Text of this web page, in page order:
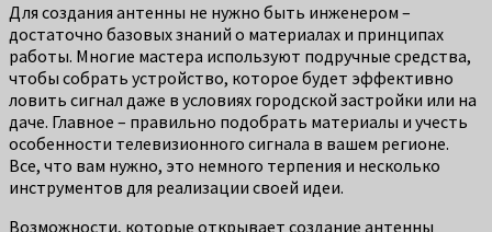
Для создания антенны не нужно быть инженером –
достаточно базовых знаний о материалах и принципах
работы. Многие мастера используют подручные средства,
чтобы собрать устройство, которое будет эффективно
ловить сигнал даже в условиях городской застройки или на
даче. Главное – правильно подобрать материалы и учесть
особенности телевизионного сигнала в вашем регионе.
Все, что вам нужно, это немного терпения и несколько
инструментов для реализации своей идеи.
Возможности, которые открывает создание антенны